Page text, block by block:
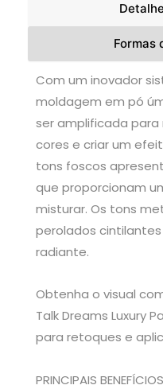
Formas
Com um inovador
moldagem em pó
ser amplificada para
cores e criar um
tons foscos
que proporcionam
misturar. Os tons
perolados
radiante.
Obtenha o visual
Talk Dreams Luxury
para retoques e
PRINCIPAIS BENEFÍCIOS